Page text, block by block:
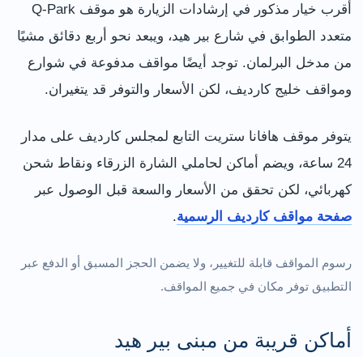
أقرب خيار مذكور في إرشادات الزيارة هو موقف Q-Park
متعدد الطوابق في شارع بير هيد، ويبعد نحو أربع دقائق مشيًا
من مدخل البرلمان. توجد أيضًا مواقف مدفوعة في شوارع
ومواقف خليج كارديف، لكن الأسعار والتوفر قد يتغيران.
يتوفر موقف هافانا ستريت التابع لمجلس كارديف على مدار
24 ساعة، ويضم أماكن لحاملي الشارة الزرقاء ونقاط شحن
كهربائي، لكن تحقق من الأسعار والسعة قبل الوصول عبر
صفحة مواقف كارديف الرسمية.
رسوم المواقف قابلة للتغيير، ولا يضمن الحجز المسبق أو الدفع عبر
التطبيق توفر مكان في جميع المواقف.
أماكن قريبة من مبنى بير هيد